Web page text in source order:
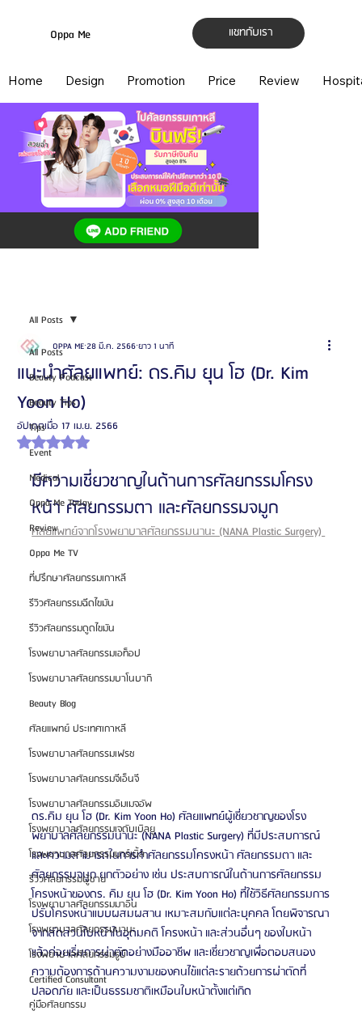
แชทกับเรา
Oppa Me
Home Design Promotion Price Review
All Posts
Beauty Podcast
Beauty Tips
Tips
Event
Medical
Oppa Me Today
Review
Oppa Me TV
ที่ปรึกษาศัลยกรรมเกาหลี
รีวิวศัลยกรรมฉีดไขมัน
รีวิวศัลยกรรมดูดไขมัน
โรงพยาบาลศัลยกรรมเอท็อป
โรงพยาบาลศัลยกรรมบาโนบากิ
Beauty Blog
ศัลยแพทย์ ประเทศเกาหลี
โรงพยาบาลศัลยกรรมเฟรช
โรงพยาบาลศัลยกรรมจีเอ็นจี
โรงพยาบาลศัลยกรรมอิมเมจอัพ
โรงพยาบาลศัลยกรรมเจดับเบิลยู
โรงพยาบาลศัลยกรรมมาร์เบิ้ล
รีวิวศัลยกรรมผู้ชาย
โรงพยาบาลศัลยกรรมมาอิน
โรงพยาบาลศัลยกรรมนานะ
โรงพยาบาลศัลยกรรมรูบี
Certified Consultant
คู่มือศัลยกรรม
All Posts
แนะนำศัลยแพทย์: ดร.คิม ยุน โฮ (Dr. Kim
Yoon Ho)
OPPA ME28 มี.ค. 2566ยาว 1 นาที
อัปเดตเมื่อ 17 เม.ย. 2566
ได้รับ NaN เต็ม 5 ดาว
มีความเชี่ยวชาญในด้านการศัลยกรรมโครง
หน้า ศัลยกรรมตา และศัลยกรรมจมูก
ศัลยแพทย์จากโรงพยาบาลศัลยกรรมนานะ (NANA Plastic Surgery)
ดร.คิม ยุน โฮ (Dr. Kim Yoon Ho) ศัลยแพทย์ผู้เชี่ยวชาญของโรง
พยาบาลศัลยกรรมนานะ (NANA Plastic Surgery) ที่มีประสบการณ์
และความสามารถในการทำศัลยกรรมโครงหน้า ศัลยกรรมตา และ
ศัลยกรรมจมูก ยกตัวอย่าง เช่น ประสบการณ์ในด้านการศัลยกรรม
โครงหน้าของดร. คิม ยุน โฮ (Dr. Kim Yoon Ho) ที่ใช้วิธีศัลยกรรมการ
ปรับโครงหน้าแบบผสมผสาน เหมาะสมกับแต่ละบุคคล โดยพิจารณา
จากสัดส่วนใบหน้าในอุดมคติ โครงหน้า และส่วนอื่นๆ ของใบหน้า
แล้วค่อยเริ่มการผ่าตัดอย่างมืออาชีพ และเชี่ยวชาญเพื่อตอบสนอง
ความต้องการด้านความงามของคนไข้แต่ละรายด้วยการผ่าตัดที่
ปลอดภัย และเป็นธรรมชาติเหมือนใบหน้าตั้งแต่เกิด